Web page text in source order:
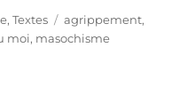
,Textes Étiquettes
agrippement,
moi, masochisme